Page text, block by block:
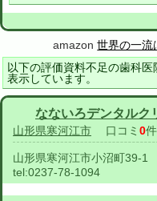
amazon世界の一流
以下の評価資料不足の歯科
表示しています。
なないろデンタルク
山形県寒河江市 口コミ 0
山形県寒河江市小沼町39-1
tel:0237-78-1094